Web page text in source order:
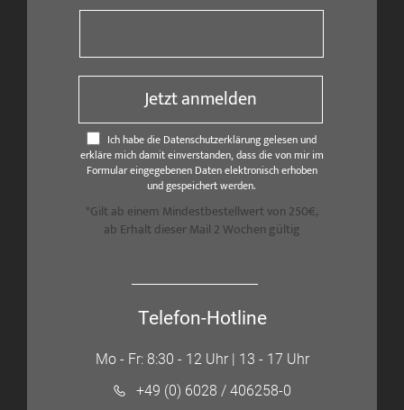
Jetzt anmelden
Ich habe die Datenschutzerklärung gelesen und
erkläre mich damit einverstanden, dass die von mir im
Formular eingegebenen Daten elektronisch erhoben
und gespeichert werden.
*Gilt ab einem Mindestbestellwert von 250€,
ab Erhalt dieser Mail 2 Wochen gültig
Telefon-Hotline
Mo - Fr: 8:30 - 12 Uhr | 13 - 17 Uhr
+49 (0) 6028 / 406258-0